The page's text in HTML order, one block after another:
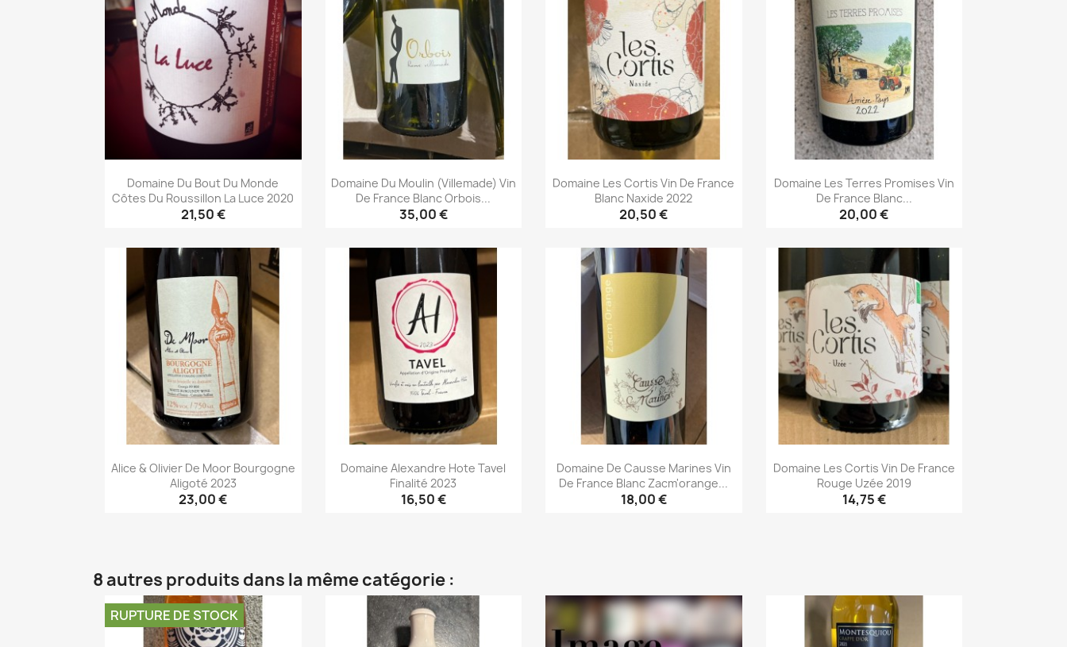
Domaine Du Bout Du Monde
Côtes Du Roussillon La Luce 2020
21,50 €
Aperçu rapide
Domaine Du Moulin (Villemade) Vin
De France Blanc Orbois...
35,00 €
Aperçu rapide
Domaine Les Cortis Vin De France
Blanc Naxide 2022
20,50 €
Aperçu rapide
Domaine Les Terres Promises Vin
De France Blanc...
20,00 €
Aperçu rapide
Alice & Olivier De Moor Bourgogne
Aligoté 2023
23,00 €
Domaine Alexandre Hote Tavel
Finalité 2023
16,50 €
Domaine De Causse Marines Vin
De France Blanc Zacm'orange...
18,00 €
Domaine Les Cortis Vin De France
Rouge Uzée 2019
14,75 €
8 autres produits dans la même catégorie :
RUPTURE DE STOCK